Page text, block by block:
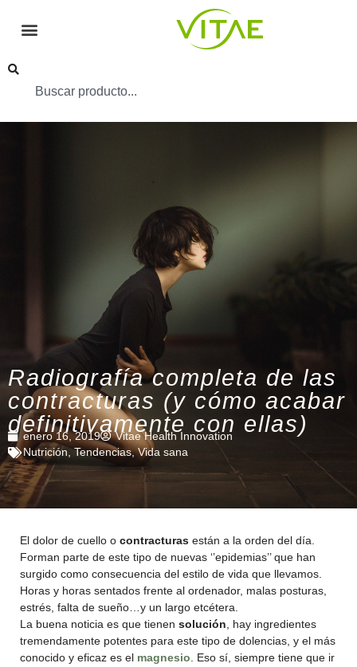
Radiografía completa de las
contracturas (y cómo acabar
definitivamente con ellas)
enero 16, 2019
Vitae Health Innovation
Nutrición,Tendencias,Vida sana
El dolor de cuello o contracturas están a la orden del día.
Forman parte de este tipo de nuevas ‘’epidemias’’ que han
surgido como consecuencia del estilo de vida que llevamos.
Horas y horas sentados frente al ordenador, malas posturas,
estrés, falta de sueño…y un largo etcétera.
La buena noticia es que tienen solución , hay ingredientes
tremendamente potentes para este tipo de dolencias, y el más
conocido y eficaz es el magnesio . Eso sí, siempre tiene que ir